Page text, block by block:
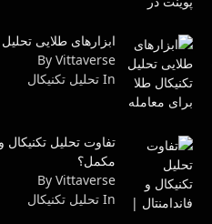
ابزارهای طلایی
By Vittaverse
In تحليل تكنيكال
تفاوت تحلیل تکنیکال
مکمل؟
By Vittaverse
In تحليل تكنيكال